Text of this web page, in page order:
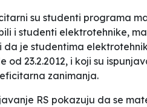
su studenti programa
i studenti elektrotehnike,
da je studentima
od 23.2.2012, i koji su
zanimanja.
RS pokazuju da se